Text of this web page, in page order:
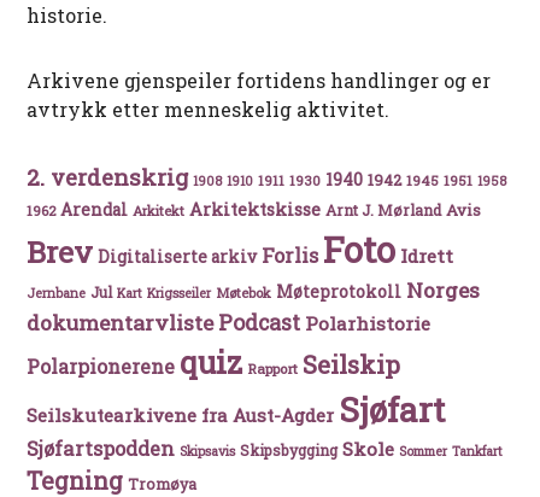
historie.
Arkivene gjenspeiler fortidens handlinger og er
avtrykk etter menneskelig aktivitet.
2. verdenskrig 1908 1910 1911 1930 1940 1942 1945 1951 1958
1962 Arendal Arkitekt Arkitektskisse Arnt J. Mørland Avis
Brev Digitaliserte arkiv Forlis Foto Idrett
Jernbane Jul Kart Krigsseiler Møtebok Møteprotokoll Norges
dokumentarvlistePodcast Polarhistorie
Polarpionerene quiz Rapport Seilskip
Seilskutearkivene fra Aust-Agder Sjøfart
Sjøfartspodden Skipsavis Skipsbygging Skole Sommer Tankfart
Tegning Tromøya